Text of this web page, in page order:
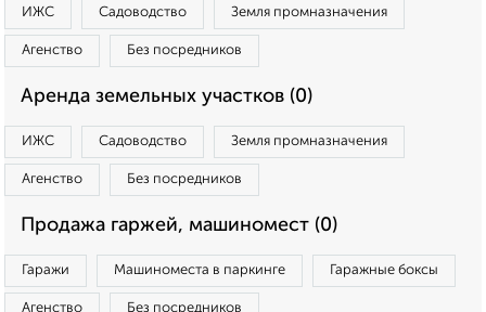
ИЖС Садоводство Земля промназначения
Агенство Без посредников
Аренда земельных участков (0)
ИЖС Садоводство Земля промназначения
Агенство Без посредников
Продажа гаржей, машиномест (0)
Гаражи Машиноместа в паркинге Гаражные боксы
Агенство Без посредников